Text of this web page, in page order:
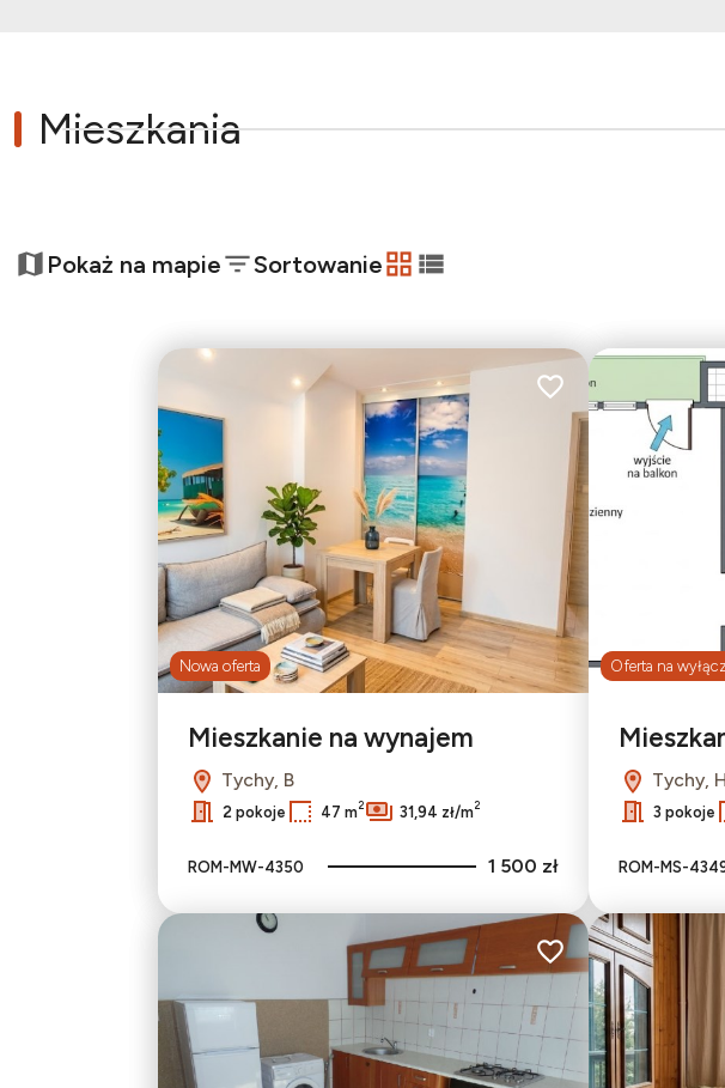
Mieszkania
−Pokaż na mapie Sortowanie
tabela
lista
Nowa oferta
Dodaj do ulubionych
Mieszkanie na wynajem
Tychy, B
2 pokoje 47 m2 31,94 zł/m2
ROM-MW-4350 1 500 zł
Oferta na
Tychy, H
3 pokoje
ROM-MS-
Dodaj do ulubionych